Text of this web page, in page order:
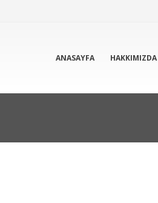
ANASAYFA HAKKIMIZDA